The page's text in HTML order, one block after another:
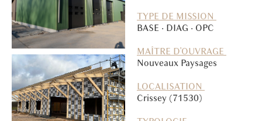
TYPE DE MISSION
BASE · DIAG · OPC
MAÎTRE D'OUVRAGE
Nouveaux Paysages
LOCALISATION
Crissey (71530)